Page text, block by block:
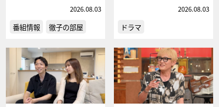
2026.08.03
番組情報 徹子の部屋
2026.08.03
ドラマ